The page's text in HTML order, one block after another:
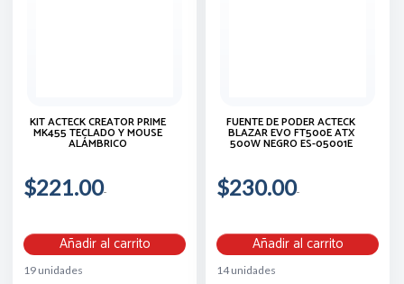
KIT ACTECK CREATOR PRIME
MK455 TECLADO Y MOUSE
ALÁMBRICO
$221.00
Añadir al carrito
19 unidades
FUENTE DE PODER ACTECK
BLAZAR EVO FT500E ATX
500W NEGRO ES-05001E
$230.00
Añadir al carrito
14 unidades